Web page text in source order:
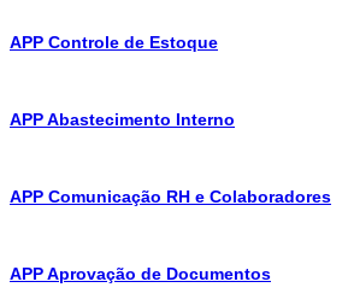
APP Controle de Estoque
APP Abastecimento Interno
APP Comunicação RH e Colaboradores
APP Aprovação de Documentos